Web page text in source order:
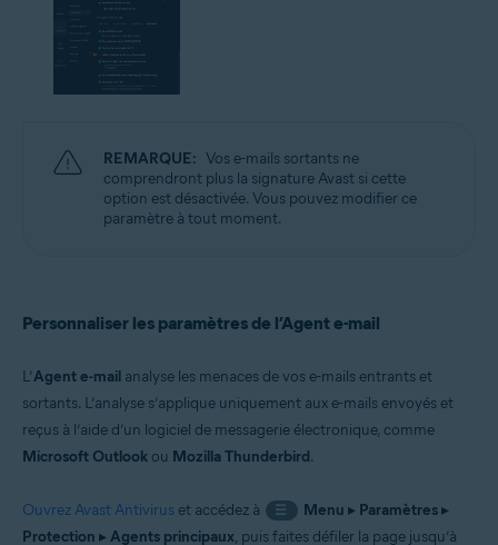
REMARQUE: Vos e-mails sortants ne
comprendront plus la signature Avast si cette
option est désactivée. Vous pouvez modifier ce
paramètre à tout moment.
Personnaliser les paramètres de l’Agent e-mail
L’Agent e-mail analyse les menaces de vos e-mails entrants et
sortants. L’analyse s’applique uniquement aux e-mails envoyés et
reçus à l’aide d’un logiciel de messagerie électronique, comme
Microsoft Outlook ou Mozilla Thunderbird.
Ouvrez Avast Antivirus et accédez à ☰ Menu ▸ Paramètres▸
Protection ▸Agents principaux, puis faites défiler la page jusqu’à